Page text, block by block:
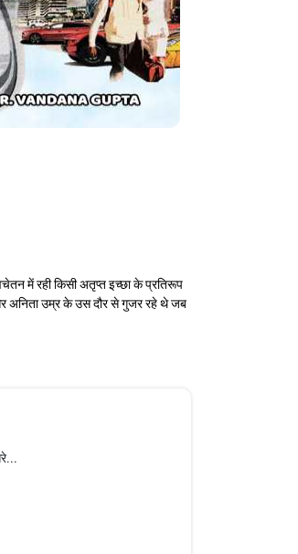
में रही किसी अतृप्त इच्छा के प्रतिरूप
अनिता उम्र के उस दौर से गुजर रहे थे जब